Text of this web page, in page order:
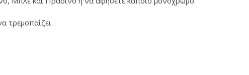
τρεμοπαίζει.